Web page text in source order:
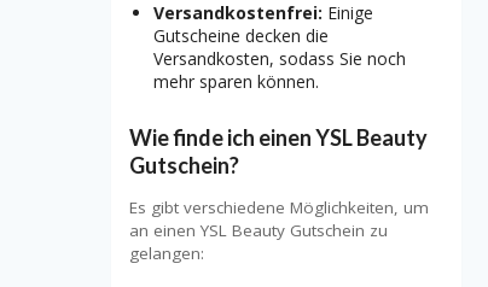
Versandkostenfrei: Einige
Gutscheine decken die
Versandkosten, sodass Sie noch
mehr sparen können.
Wie finde ich einen YSL Beauty
Gutschein?
Es gibt verschiedene Möglichkeiten, um
an einen YSL Beauty Gutschein zu
gelangen: